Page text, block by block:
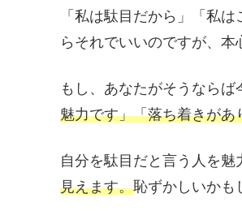
「私は駄目だから」「私
らそれでいいのですが、本
もし、あなたがそうならば
魅力です」「落ち着きが
自分を駄目だと言う人を魅
見えます。恥ずかしいかも